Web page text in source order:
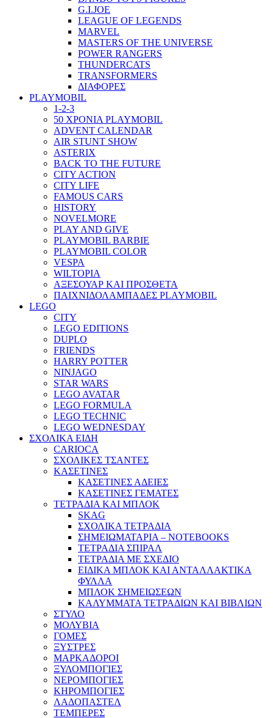
G.I.JOE
LEAGUE OF LEGENDS
MARVEL
MASTERS OF THE UNIVERSE
POWER RANGERS
THUNDERCATS
TRANSFORMERS
ΔΙΑΦΟΡΕΣ
PLAYMOBIL
1-2-3
50 ΧΡΟΝΙΑ PLAYMOBIL
ADVENT CALENDAR
AIR STUNT SHOW
ASTERIX
BACK TO THE FUTURE
CITY ACTION
CITY LIFE
FAMOUS CARS
HISTORY
NOVELMORE
PLAY AND GIVE
PLAYMOBIL BARBIE
PLAYMOBIL COLOR
VESPA
WILTOPIA
ΑΞΕΣΟΥΑΡ ΚΑΙ ΠΡΟΣΘΕΤΑ
ΠΑΙΧΝΙΔΟΛΑΜΠΑΔΕΣ PLAYMOBIL
LEGO
CITY
LEGO EDITIONS
DUPLO
FRIENDS
HARRY POTTER
NINJAGO
STAR WARS
LEGO AVATAR
LEGO FORMULA
LEGO TECHNIC
LEGO WEDNESDAY
ΣΧΟΛΙΚΑ ΕΙΔΗ
CARIOCA
ΣΧΟΛΙΚΕΣ ΤΣΑΝΤΕΣ
ΚΑΣΕΤΙΝΕΣ
ΚΑΣΕΤΙΝΕΣ ΑΔΕΙΕΣ
ΚΑΣΕΤΙΝΕΣ ΓΕΜΑΤΕΣ
ΤΕΤΡΑΔΙΑ ΚΑΙ ΜΠΛΟΚ
SKAG
ΣΧΟΛΙΚΑ ΤΕΤΡΑΔΙΑ
ΣΗΜΕΙΩΜΑΤΑΡΙΑ – NOTEBOOKS
ΤΕΤΡΑΔΙΑ ΣΠΙΡΑΛ
ΤΕΤΡΑΔΙΑ ΜΕ ΣΧΕΔΙΟ
ΕΙΔΙΚΑ ΜΠΛΟΚ ΚΑΙ ΑΝΤΑΛΛΑΚΤΙΚΑ
ΦΥΛΛΑ
ΜΠΛΟΚ ΣΗΜΕΙΩΣΕΩΝ
ΚΑΛΥΜΜΑΤΑ ΤΕΤΡΑΔΙΩΝ ΚΑΙ ΒΙΒΛΙΩΝ
ΣΤΥΛΟ
ΜΟΛΥΒΙΑ
ΓΟΜΕΣ
ΞΥΣΤΡΕΣ
ΜΑΡΚΑΔΟΡΟΙ
ΞΥΛΟΜΠΟΓΙΕΣ
ΝΕΡΟΜΠΟΓΙΕΣ
ΚΗΡΟΜΠΟΓΙΕΣ
ΛΑΔΟΠΑΣΤΕΛ
ΤΕΜΠΕΡΕΣ